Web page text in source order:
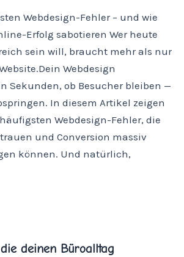
Webdesign-Fehler – und wie
Erfolg sabotieren Wer heute
sein will, braucht mehr als nur
Webdesign
Sekunden, ob Besucher bleiben —
In diesem Artikel zeigen
Webdesign-Fehler, die
und Conversion massiv
können. Und natürlich,
deinen Büroalltag